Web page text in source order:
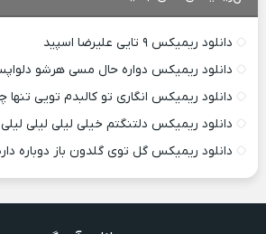
دانلود ریمیکس ۹ تایی علیرضا اسپید
دانلود ریمیکس دواره حال مسی هرشو
دانلود ریمیکس انگاری تو کالبدم تویی
دانلود ریمیکس دلتنگتم خیلی لیلی لیلی
دانلود ریمیکس گل توی گلدون باز دوباره